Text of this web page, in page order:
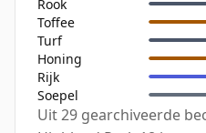
Rook
Toffee
Turf
Honing
Rijk
Soepel
Uit 29 gearchiveerde